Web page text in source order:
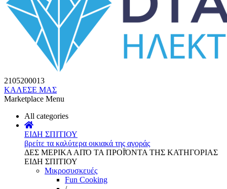
2105200013
ΚΑΛΕΣΕ ΜΑΣ
Marketplace Menu
All categories
ΕΙΔΗ ΣΠΙΤΙΟΥ
βρείτε τα καλύτερα οικιακά της αγοράς
ΔΕΣ ΜΕΡΙΚΑ ΑΠΌ ΤΑ ΠΡΟΪΌΝΤΑ ΤΗΣ ΚΑΤΗΓΟΡΙΑΣ
ΕΙΔΗ ΣΠΙΤΙΟΥ
Μικροσυσκευές
Fun Cooking